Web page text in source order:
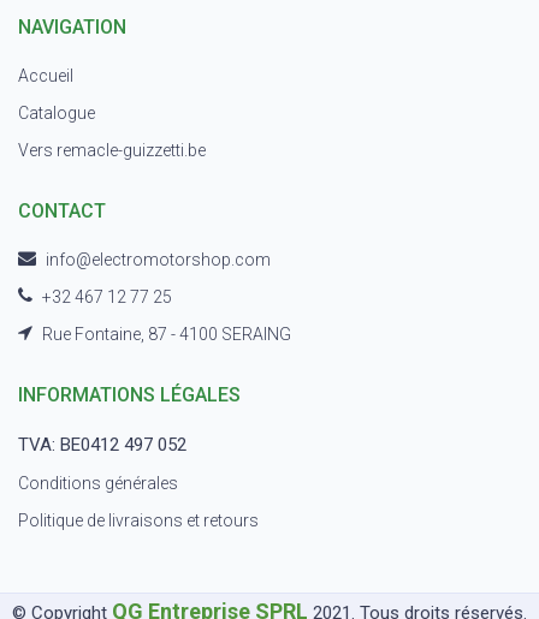
NAVIGATION
Accueil
Catalogue
Vers remacle-guizzetti.be
CONTACT
info@electromotorshop.com
+32 467 12 77 25
Rue Fontaine, 87 - 4100 SERAING
INFORMATIONS LÉGALES
TVA: BE0412 497 052
Conditions générales
Politique de livraisons et retours
© Copyright QG Entreprise SPRL 2021. Tous droits réservés.